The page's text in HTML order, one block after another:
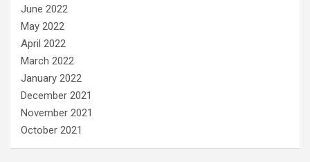
June 2022
May 2022
April 2022
March 2022
January 2022
December 2021
November 2021
October 2021